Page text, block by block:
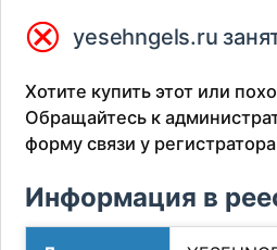
⮿ yesehngels.ru
Хотите купить этот или
Обращайтесь к
форму связи у
Информация в